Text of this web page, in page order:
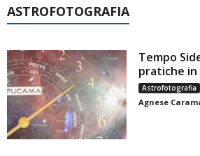
ASTROFOTOGRAFIA
Tempo
pratiche
Astrofotografia
Agnese